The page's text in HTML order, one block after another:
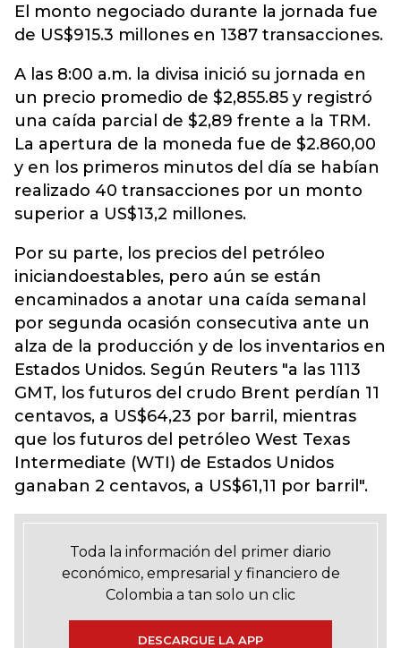
El monto negociado durante la jornada fue
de US$915.3 millones en 1387 transacciones.
A las 8:00 a.m. la divisa inició su jornada en
un precio promedio de $2,855.85 y registró
una caída parcial de $2,89 frente a la TRM.
La apertura de la moneda fue de $2.860,00
y en los primeros minutos del día se habían
realizado 40 transacciones por un monto
superior a US$13,2 millones.
Por su parte, los precios del petróleo
iniciandoestables, pero aún se están
encaminados a anotar una caída semanal
por segunda ocasión consecutiva ante un
alza de la producción y de los inventarios en
Estados Unidos. Según Reuters "a las 1113
GMT, los futuros del crudo Brent perdían 11
centavos, a US$64,23 por barril, mientras
que los futuros del petróleo West Texas
Intermediate (WTI) de Estados Unidos
ganaban 2 centavos, a US$61,11 por barril".
Toda la información del primer diario
económico, empresarial y financiero de
Colombia a tan solo un clic
DESCARGUE LA APP